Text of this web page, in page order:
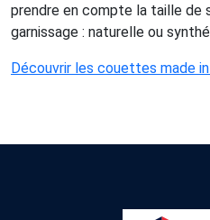
prendre en compte la taille de
garnissage : naturelle ou
Découvrir les couettes made